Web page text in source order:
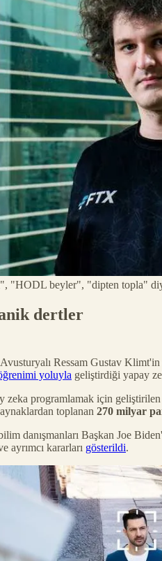
"HODL beyler", "dipten topla"
dertler
Ressam Gustav
yoluyla geliştirdiği yapay
zeka programlamak için
toplanan 270 milyar
danışmanları Başkan Joe
ayrımcı kararları gösterildi.